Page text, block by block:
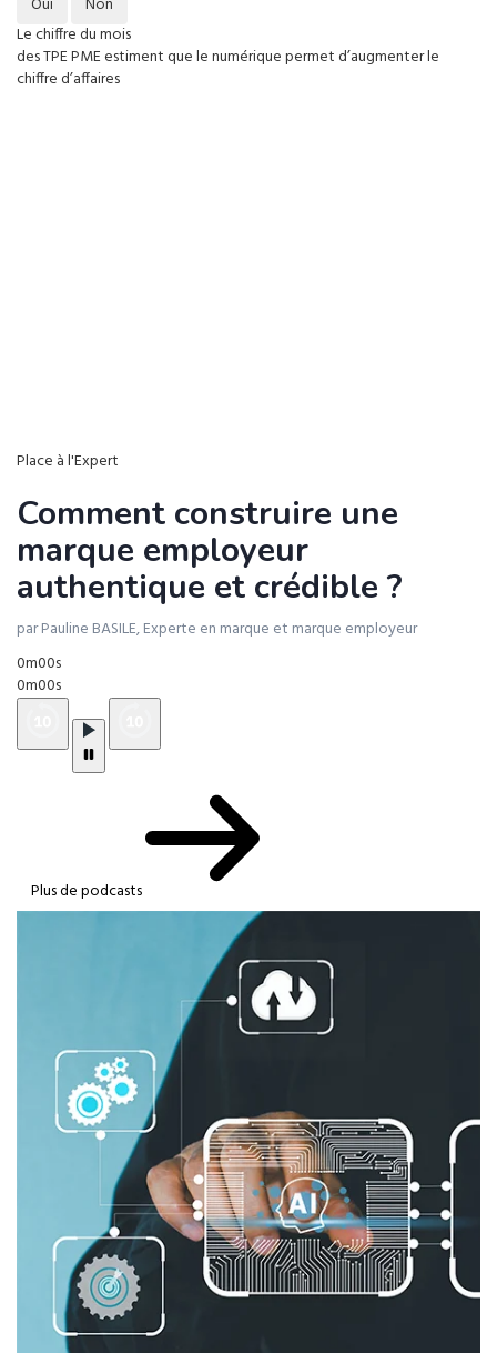
Le chiffre du mois
des TPE PME estiment que le numérique permet d’augmenter le
chiffre d’affaires
Place à l'Expert
Comment construire une
marque employeur
authentique et crédible ?
par Pauline BASILE, Experte en marque et marque employeur
0m00s
0m00s
Plus de podcasts